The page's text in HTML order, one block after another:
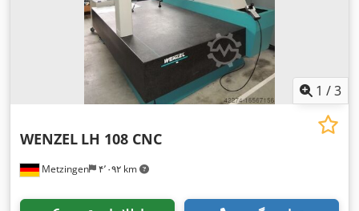
1 /3
Metzingen ۴٬۰۹۲ km
WENZEL LH 108 CNC